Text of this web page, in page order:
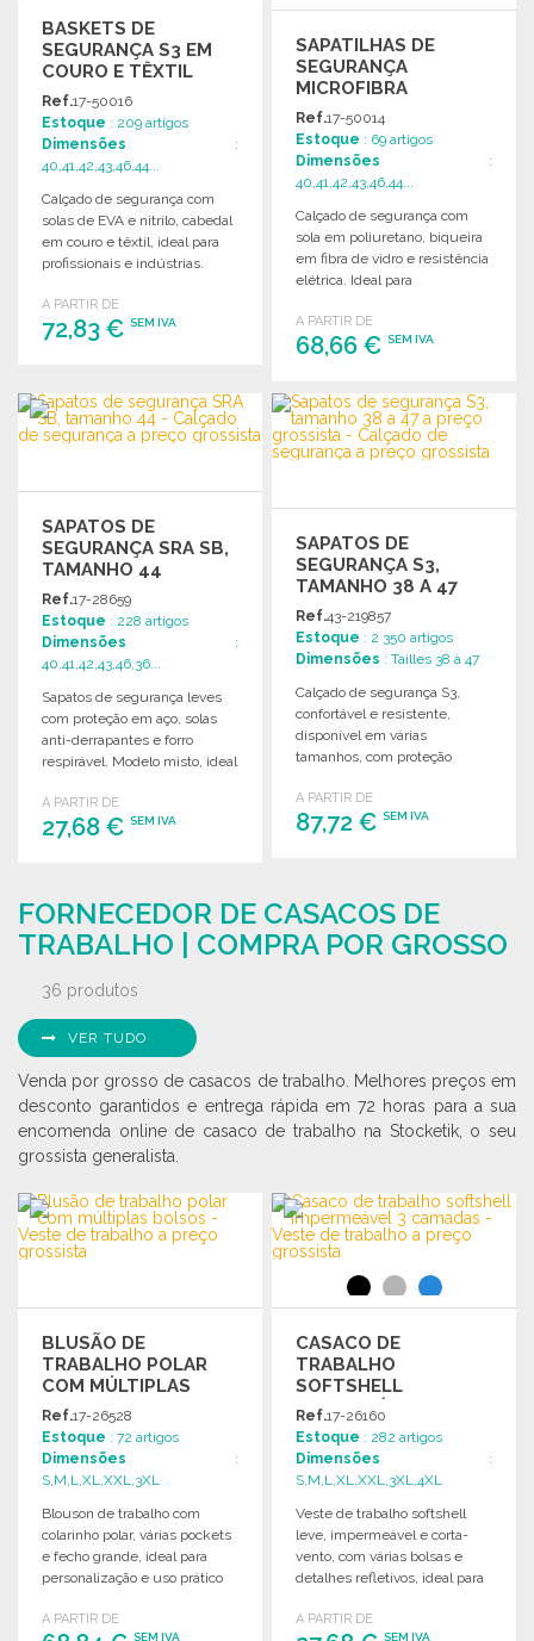
BASKETS DE
SEGURANÇA S3 EM
COURO E TÊXTIL
Ref.17-50016
Estoque : 209 artigos
Dimensões :
40,41,42,43,46,44...
Calçado de segurança com
solas de EVA e nitrilo, cabedal
em couro e têxtil, ideal para
profissionais e indústrias.
A PARTIR DE
72,83 € SEM IVA
Solicitar um orçamento
SAPATILHAS DE
SEGURANÇA
MICROFIBRA
TAMANHO 42
Ref.17-50014
Estoque : 69 artigos
Dimensões :
40,41,42,43,46,44...
Calçado de segurança com
sola em poliuretano, biqueira
em fibra de vidro e resistência
elétrica. Ideal para
A PARTIR DE
68,66 €SEM IVA
ENCOMENDAR
Solicitar um orçamento
SAPATOS DE
SEGURANÇA SRA SB,
TAMANHO 44
Ref.17-28659
Estoque : 228 artigos
Dimensões :
40,41,42,43,46,36...
Sapatos de segurança leves
com proteção em aço, solas
anti-derrapantes e forro
respirável. Modelo misto, ideal
A PARTIR DE
27,68 € SEM IVA
Solicitar um orçamento
SAPATOS DE
SEGURANÇA S3,
TAMANHO 38 A 47
Ref.43-219857
Estoque : 2 350 artigos
Dimensões : Tailles 38 à 47
Calçado de segurança S3,
confortável e resistente,
disponível em várias
tamanhos, com proteção
A PARTIR DE
87,72 €SEM IVA
Solicitar um orçamento
FORNECEDOR DE CASACOS DE
TRABALHO | COMPRA POR GROSSO
36 produtos
VER TUDO
Venda por grosso de casacos de trabalho. Melhores preços em
desconto garantidos e entrega rápida em 72 horas para a sua
encomenda online de casaco de trabalho na Stocketik, o seu
grossista generalista.
BLUSÃO DE
TRABALHO POLAR
COM MÚLTIPLAS
BOLSOS A PREÇO
GROSSISTA
Ref.17-26528
Estoque : 72 artigos
Dimensões :
S,M,L,XL,XXL,3XL
Blouson de trabalho com
colarinho polar, várias pockets
e fecho grande, ideal para
personalização e uso prático
A PARTIR DE
SEM IVA
CASACO DE
TRABALHO
SOFTSHELL
IMPERMEÁVEL 3
CAMADAS
Ref.17-26160
Estoque : 282 artigos
Dimensões :
S,M,L,XL,XXL,3XL,4XL
Veste de trabalho softshell
leve, impermeável e corta-
vento, com várias bolsas e
detalhes refletivos, ideal para
A PARTIR DE
SEM IVA